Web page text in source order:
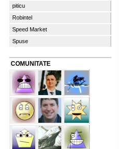
piticu
Robintel
Speed Market
Spuse
COMUNITATE